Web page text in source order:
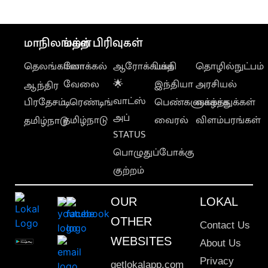
மாநிலங்கள்
தெலங்கானா
ஆந்திர
பிரதேசம்
தமிழ்நாடு
மற்ற பிரிவுகள்
லோக்கல்
வேலை
டிரெண்டிங்
தமிழ்நாடு
ஆரோக்கியம்
🌟
வாட்ஸ்
அப்
STATUS
பொழுதுப்போக்கு
குற்றம்
பக்தி
இந்தியா
பெண்களுக்காக
வைரல்
தொழில்நுட்பம்
அரசியல்
வாழ்த்துக்கள்
விளம்பரங்கள்
OUR
OTHER
WEBSITES
getlokalapp.com
LOKAL
Contact Us
About Us
Privacy